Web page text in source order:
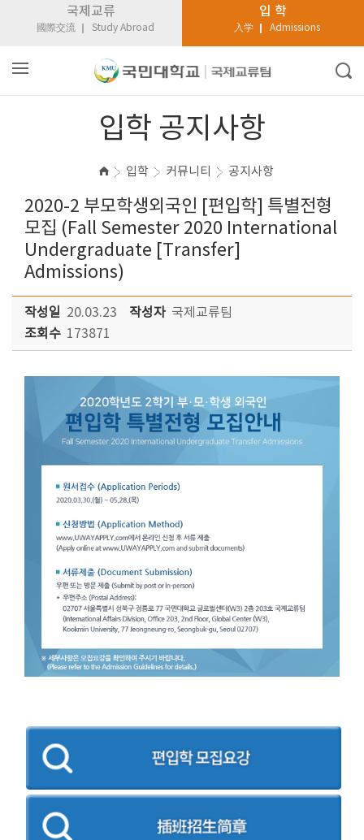
국제교류
國際交流 Study Abroad
입 학
入学 Admissions
입학 공지사항
입학 커뮤니티 공지사항
2020-2 부모학생외국인 [편입학] 특별전형
모집 (Fall Semester 2020 International
Undergraduate [Transfer]
Admissions)
작성일 20.03.23 작성자 국제교류팀
조회수 173871